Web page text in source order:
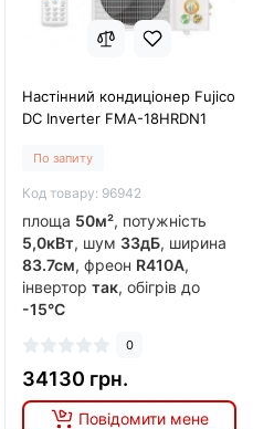
Настінний кондиціонер Fujico
DC Inverter FMA-18HRDN1
По запиту
Код товару: 96942
площа 50м², потужність
5,0кВт, шум 33дБ, ширина
83.7см, фреон R410A,
інвертор так, обігрів до
-15°C
0
34130 грн.
Повідомити мене